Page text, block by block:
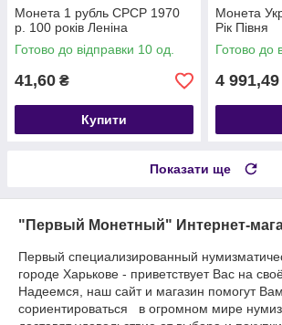
Монета 1 рубль СРСР 1970
р. 100 років Леніна
Готово до відправки 10 од.
41,60 ₴
Купити
Монета
Рік Півня
Готово до
4 991,49
Показати ще
"Первый Монетный" Интернет-
Первый специализированный
городе Харькове - приветствует Вас на
Надеемся, наш сайт и магазин помогут Вам
сориентироваться в огромном мире